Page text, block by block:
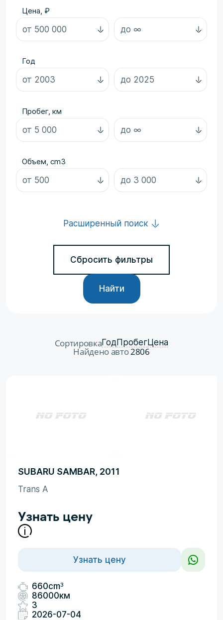
Цена, ₽
Год
Пробег, км
Объем, cm3
Расширенный поиск
Сбросить фильтры
Найти
СортировкаГодПробегЦена
Найдено авто2806
SUBARU SAMBAR, 2011
Trans A
Узнать цену
Узнать цену
660cm3
86000км
3
2026-07-04